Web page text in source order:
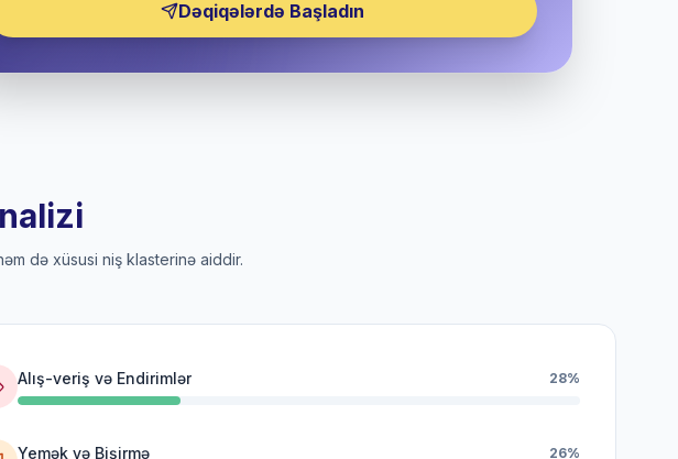
Dəqiqələrdə Başladın
də xüsusi niş klasterinə aiddir.
Alış-veriş və Endirimlər 28%
Yemək və Bişirmə 26%